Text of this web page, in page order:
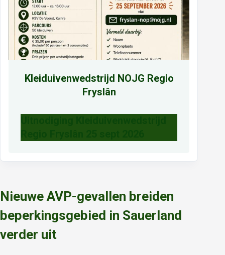
Nieuwe AVP-gevallen breiden
beperkingsgebied in Sauerland
verder uit
Kleiduivenwedstrijd NOJG Regio
Fryslân